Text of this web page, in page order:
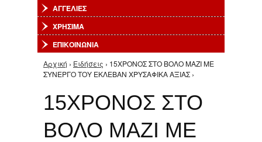
ΑΓΓΕΛΙΕΣ
ΧΡΗΣΙΜΑ
ΕΠΙΚΟΙΝΩΝΙΑ
Είστε εδώ
Αρχική › Ειδήσεις › 15ΧΡΟΝΟΣ ΣΤΟ ΒΟΛΟ ΜΑΖΙ ΜΕ
ΣΥΝΕΡΓΟ ΤΟΥ ΕΚΛΕΒΑΝ ΧΡΥΣΑΦΙΚΑ ΑΞΙΑΣ ›
15ΧΡΟΝΟΣ ΣΤΟ
ΒΟΛΟ ΜΑΖΙ ΜΕ